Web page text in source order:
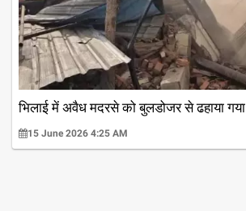
भिलाई में अवैध मदरसे को बुलडोजर से ढहाया गया
15 June 2026 4:25 AM